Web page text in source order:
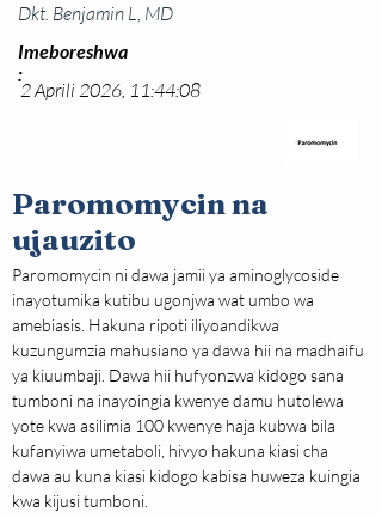
Dkt. Benjamin L, MD
2 Aprili 2026, 11:44:08
Paromomycin na
ujauzito
Imeboreshwa
:
Paromomycin ni dawa jamii ya aminoglycoside
inayotumika kutibu ugonjwa wat umbo wa
amebiasis. Hakuna ripoti iliyoandikwa
kuzungumzia mahusiano ya dawa hii na madhaifu
ya kiuumbaji. Dawa hii hufyonzwa kidogo sana
tumboni na inayoingia kwenye damu hutolewa
yote kwa asilimia 100 kwenye haja kubwa bila
kufanyiwa umetaboli, hivyo hakuna kiasi cha
dawa au kuna kiasi kidogo kabisa huweza kuingia
kwa kijusi tumboni.